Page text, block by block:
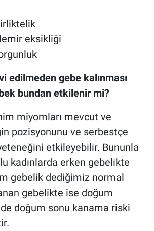
eksikliği
edilmeden gebe kalınması
bundan etkilenir mi?
miyomları mevcut ve
pozisyonunu ve serbestçe
etkileyebilir. Bununla
kadınlarda erken gebelikte
gebelik dediğimiz normal
gebelikte ise doğum
doğum sonu kanama riski